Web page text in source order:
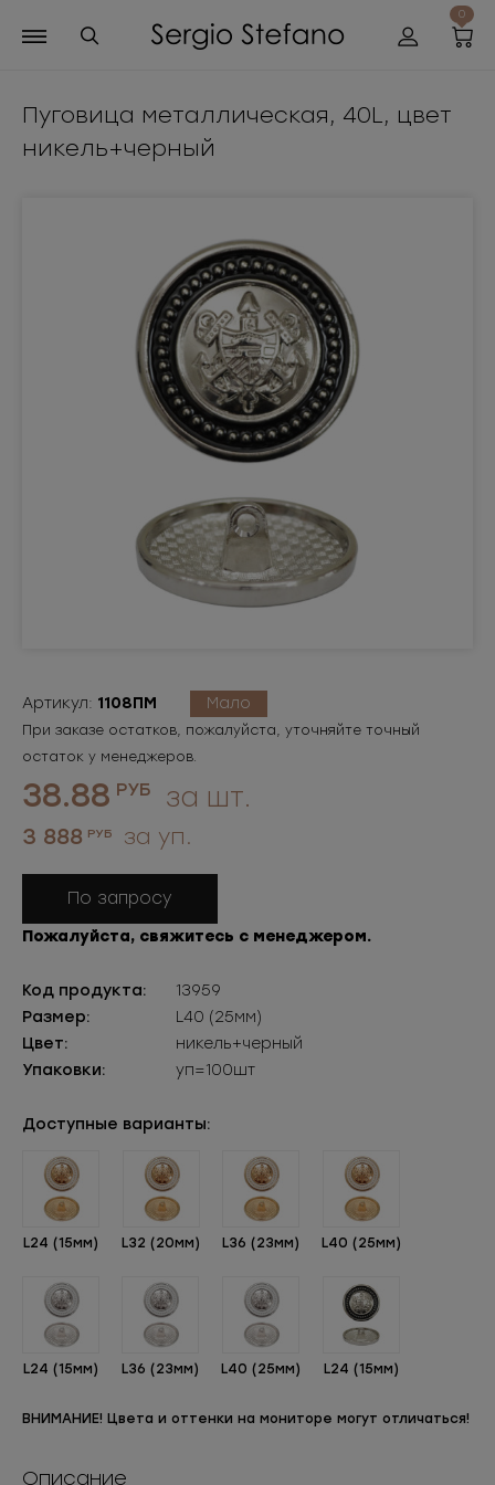
0
Пуговица металлическая, 40L, цвет
никель+черный
Артикул: 1108ПМ Мало
При заказе остатков, пожалуйста, уточняйте точный
остаток у менеджеров.
38.88 РУБ за шт.
3 888 РУБ за уп.
По запросу
Пожалуйста, свяжитесь с менеджером.
Код продукта:
13959
Размер:
L40 (25мм)
Цвет:
никель+черный
Упаковки:
уп=100шт
Доступные варианты:
L24 (15мм) L32 (20мм) L36 (23мм) L40 (25мм)
L24 (15мм) L36 (23мм) L40 (25мм) L24 (15мм)
ВНИМАНИЕ! Цвета и оттенки на мониторе могут отличаться!
Описание